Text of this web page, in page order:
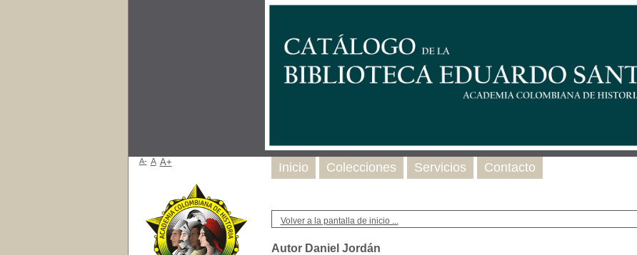
Volver a la pantalla de inicio ...
Autor Daniel Jordán
Inicio Colecciones Servicios Contacto
A- A A+